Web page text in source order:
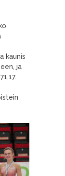
kaunis
ja